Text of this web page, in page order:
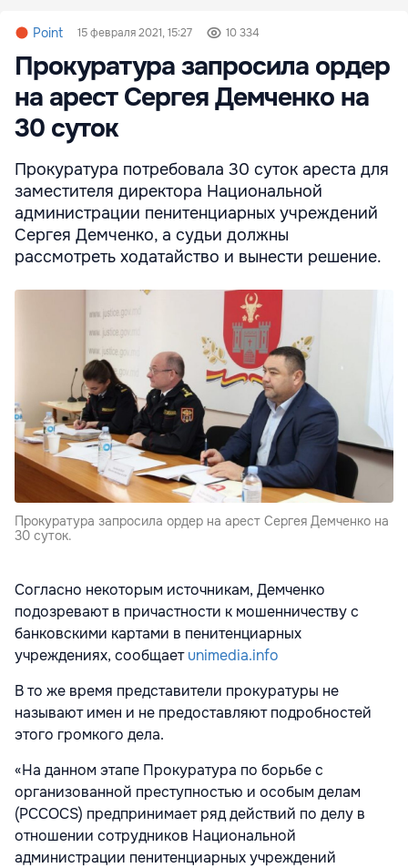
Point 15 февраля 2021, 15:27 10 334
Прокуратура запросила ордер
на арест Сергея Демченко на
30 суток
Прокуратура потребовала 30 суток ареста для
заместителя директора Национальной
администрации пенитенциарных учреждений
Сергея Демченко, а судьи должны
рассмотреть ходатайство и вынести решение.
Прокуратура запросила ордер на арест Сергея Демченко на
30 суток.
Согласно некоторым источникам, Демченко
подозревают в причастности к мошенничеству с
банковскими картами в пенитенциарных
учреждениях, сообщаетunimedia.info
В то же время представители прокуратуры не
называют имен и не предоставляют подробностей
этого громкого дела.
«На данном этапе Прокуратура по борьбе с
организованной преступностью и особым делам
(PCCOCS) предпринимает ряд действий по делу в
отношении сотрудников Национальной
администрации пенитенциарных учреждений